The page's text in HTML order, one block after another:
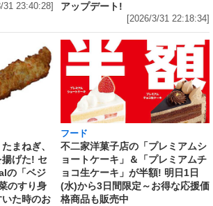
31 23:40:28]
アップデート!
[2026/3/31 22:18:34]
まねぎ、
げた! セ
の「ベジ
のすり身
た時のお
フード
不二家洋菓子店の「プレミアムシ
ョートケーキ」＆「プレミアムチ
ョコ生ケーキ」が半額! 明日1日
(水)から3日間限定～お得な応援価
格商品も販売中